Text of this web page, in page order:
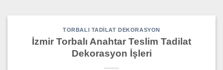
TORBALI TADILAT DEKORASYON
İzmir Torbalı Anahtar Teslim Tadilat
Dekorasyon İşleri